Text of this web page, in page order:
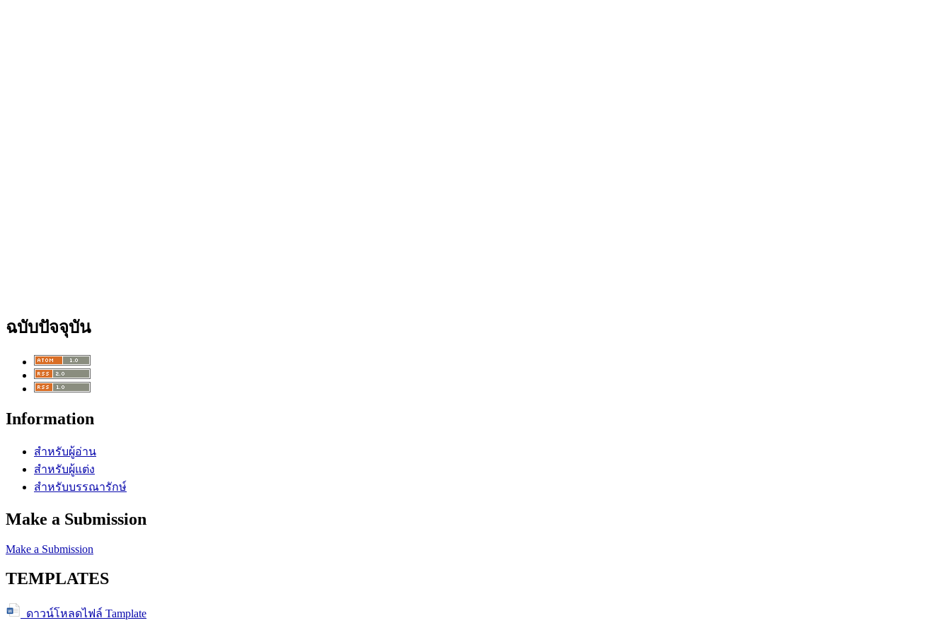
ฉบับปัจจุบัน
Information
สำหรับผู้อ่าน
สำหรับผู้แต่ง
สำหรับบรรณารักษ์
Make a Submission
Make a Submission
TEMPLATES
ดาวน์โหลดไฟล์ Tamplate